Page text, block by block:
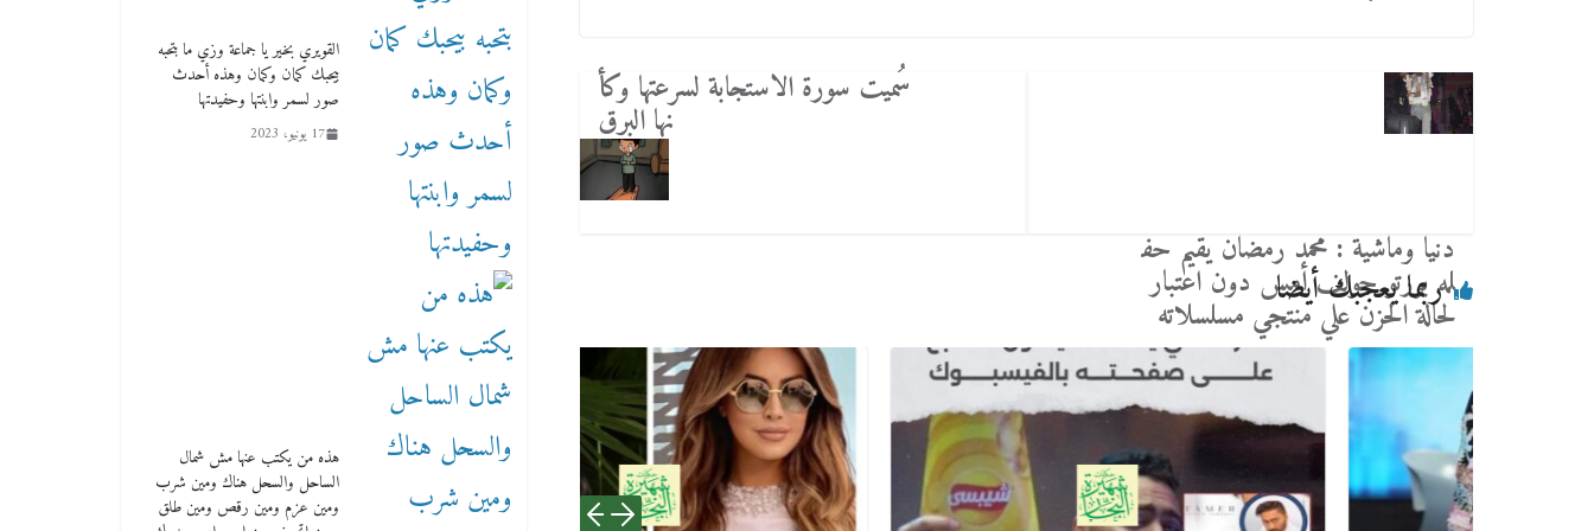
دنيا وماشية : محمد رمضان يقيم حف
له بورتو جولف أمس دون اعتبار
لحالة الحزن علي منتجي مسلسلاته
سُميت سورة الاستجابة لسرعتها وكأ
نها البرق
ربما يعجبك أيضا
القويري بخير يا جماعة وزي ما بتحبه
بيحبك كمان وكمان وهذه أحدث
صور لسمر وابنتها وحفيدتها
17 يونيو، 2023
هذه من يكتب عنها مش شمال
الساحل والسحل هناك ومين شرب
ومين عزم ومين رقص ومين طلق